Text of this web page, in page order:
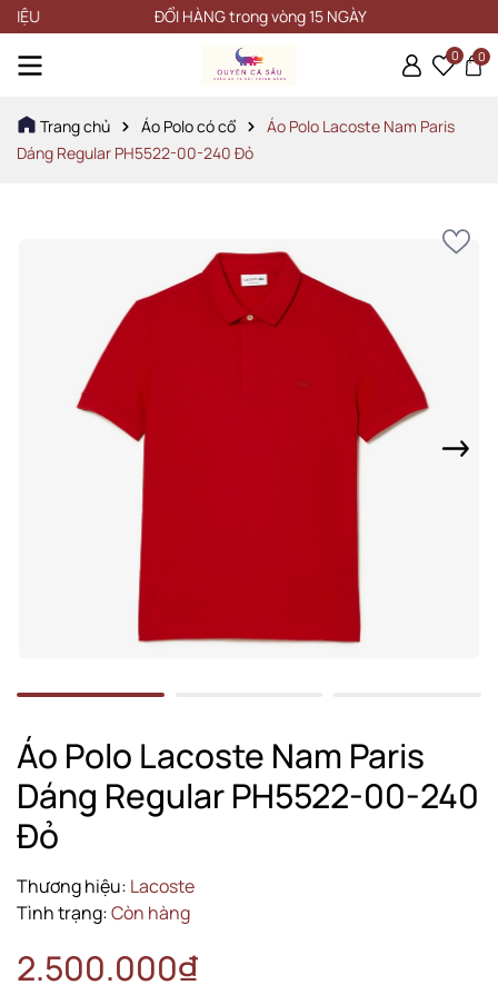
ĐỔI HÀNG trong vòng 15 NGÀY
0 0
Trang chủ Áo Polo có cổ
Áo Polo Lacoste Nam Paris
Dáng Regular PH5522-00-240 Đỏ
Áo Polo Lacoste Nam Paris
Dáng Regular PH5522-00-240
Đỏ
Thương hiệu: Lacoste
Tình trạng:Còn hàng
2.500.000₫